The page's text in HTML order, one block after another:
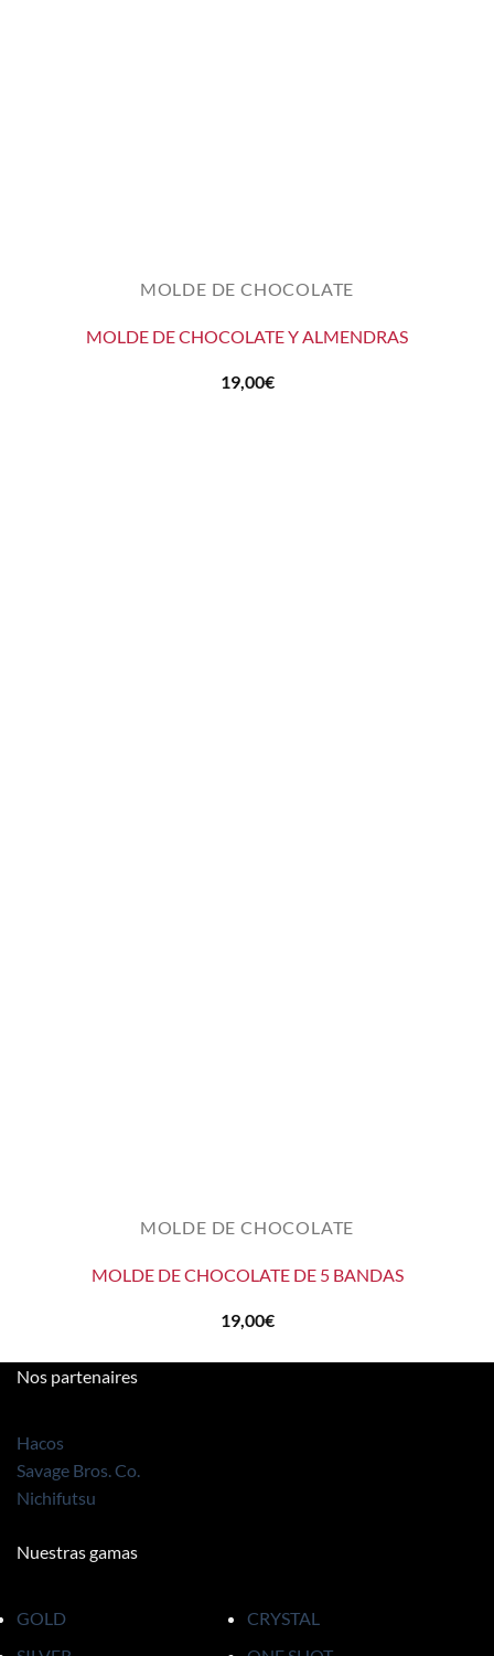
MOLDE DE CHOCOLATE
MOLDE DE CHOCOLATE Y ALMENDRAS
19,00€
MOLDE DE CHOCOLATE
MOLDE DE CHOCOLATE DE 5 BANDAS
19,00€
Nos partenaires
Hacos
Savage Bros. Co.
Nichifutsu
Nuestras gamas
GOLD
CRYSTAL